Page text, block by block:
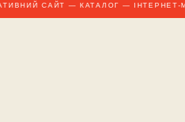
САЙТ — КАТАЛОГ — ІНТЕРНЕТ-